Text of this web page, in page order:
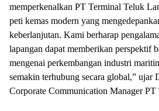
memperkenalkan PT Terminal Teluk
peti kemas modern yang
keberlanjutan. Kami berharap
lapangan dapat memberikan perspektif
mengenai perkembangan industri
semakin terhubung secara global,” ujar
Corporate Communication Manager